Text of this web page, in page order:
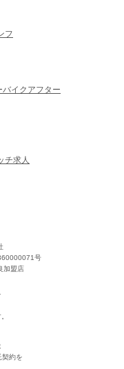
フ
イクアフター
チ求人
号
加盟店
約を